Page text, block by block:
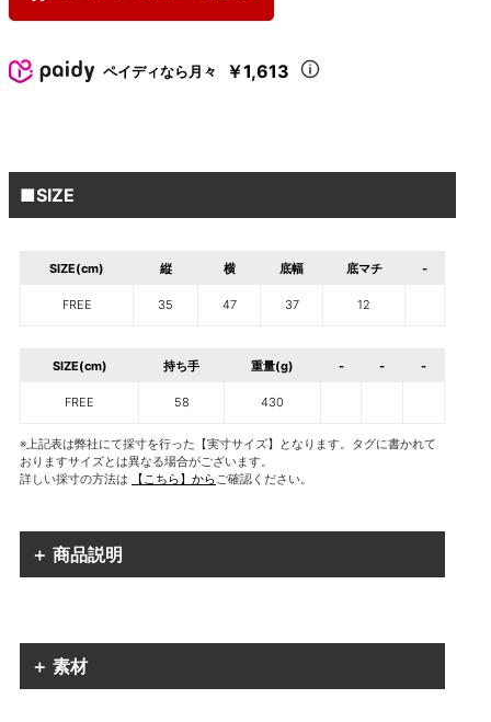
ペイディなら月々 ￥1,613
■SIZE
SIZE(cm) 縦 横 底幅 底マチ -
FREE 35 47 37 12
SIZE(cm) 持ち手 重量(g) - - -
FREE 58 430
※上記表は弊社にて採寸を行った【実寸サイズ】となります。タグに書かれて
おりますサイズとは異なる場合がございます。
詳しい採寸の方法は
【こちら】からご確認ください。
＋ 商品説明
＋ 素材